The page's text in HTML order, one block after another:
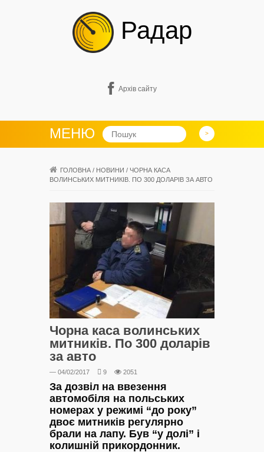
Радар
Архів сайту
МЕНЮ
ГОЛОВНА / НОВИНИ / ЧОРНА КАСА
ВОЛИНСЬКИХ МИТНИКІВ. ПО 300 ДОЛАРІВ ЗА АВТО
Чорна каса волинських
митників. По 300 доларів
за авто
— 04/02/2017 9 2051
За дозвіл на ввезення
автомобіля на польських
номерах у режимі “до року”
двоє митників регулярно
брали на лапу. Був “у долі” і
колишній прикордонник.